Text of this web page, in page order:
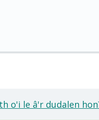
o'i le â'r dudalen